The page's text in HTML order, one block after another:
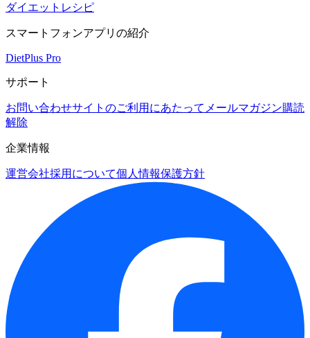
ダイエットレシピ
スマートフォンアプリの紹介
DietPlus Pro
サポート
お問い合わせサイトのご利用にあたって メールマガジン購読
解除
企業情報
運営会社採用について個人情報保護方針